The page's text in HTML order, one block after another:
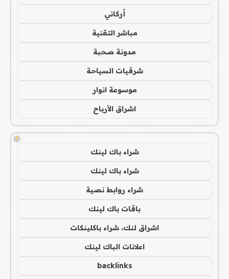
أركاني
مباشر التقنية
مدونة صحبة
شرقيات السياحة
موسوعة انوار
اشراق الأرباح
!
شراء باك لينك
شراء باك لينك
شراء روابط نصية
باقات باك لينك
اشراق لنك، شراء باكلينكات
اعلانات الباك لينك
backlinks